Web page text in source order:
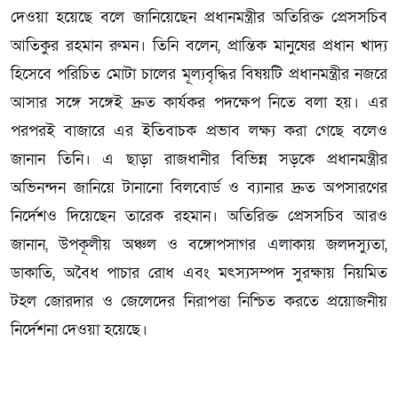
দেওয়া হয়েছে বলে জানিয়েছেন প্রধানমন্ত্রীর অতিরিক্ত প্রেসসচিব
আতিকুর রহমান রুমন। তিনি বলেন, প্রান্তিক মানুষের প্রধান খাদ্য
হিসেবে পরিচিত মোটা চালের মূল্যবৃদ্ধির বিষয়টি প্রধানমন্ত্রীর নজরে
আসার সঙ্গে সঙ্গেই দ্রুত কার্যকর পদক্ষেপ নিতে বলা হয়। এর
পরপরই বাজারে এর ইতিবাচক প্রভাব লক্ষ্য করা গেছে বলেও
জানান তিনি। এ ছাড়া রাজধানীর বিভিন্ন সড়কে প্রধানমন্ত্রীর
অভিনন্দন জানিয়ে টানানো বিলবোর্ড ও ব্যানার দ্রুত অপসারণের
নির্দেশও দিয়েছেন তারেক রহমান। অতিরিক্ত প্রেসসচিব আরও
জানান, উপকূলীয় অঞ্চল ও বঙ্গোপসাগর এলাকায় জলদস্যুতা,
ডাকাতি, অবৈধ পাচার রোধ এবং মৎস্যসম্পদ সুরক্ষায় নিয়মিত
টহল জোরদার ও জেলেদের নিরাপত্তা নিশ্চিত করতে প্রয়োজনীয়
নির্দেশনা দেওয়া হয়েছে।